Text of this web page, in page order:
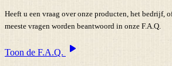
Heeft u een vraag over onze producten, het bedrijf,
meeste vragen worden beantwoord in onze F.A.Q.
Toon de F.A.Q.